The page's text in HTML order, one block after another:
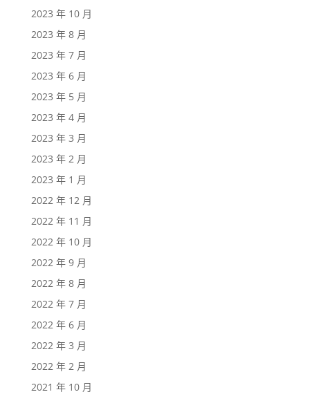
2023 年 10 月
2023 年 8 月
2023 年 7 月
2023 年 6 月
2023 年 5 月
2023 年 4 月
2023 年 3 月
2023 年 2 月
2023 年 1 月
2022 年 12 月
2022 年 11 月
2022 年 10 月
2022 年 9 月
2022 年 8 月
2022 年 7 月
2022 年 6 月
2022 年 3 月
2022 年 2 月
2021 年 10 月